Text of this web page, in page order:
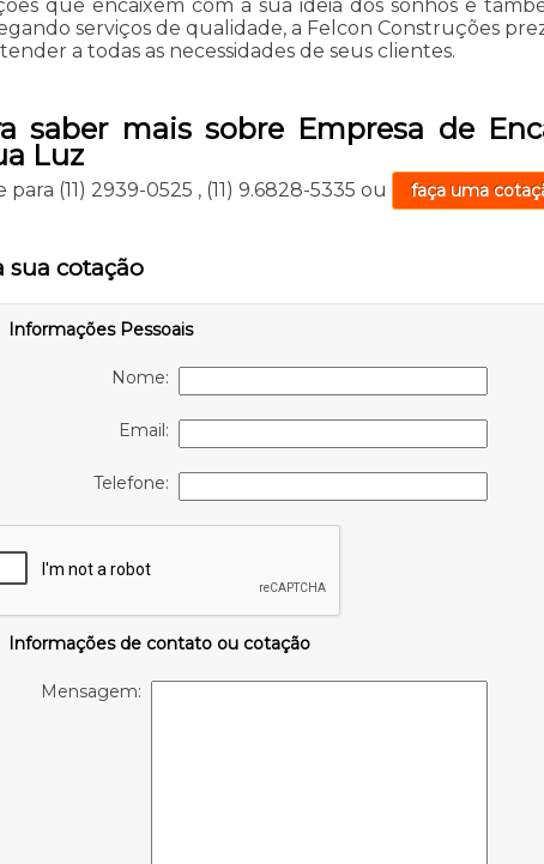
que encaixem com a sua ideia dos sonhos e
serviços de qualidade, a Felcon Construções
a todas as necessidades de seus clientes.
saber mais sobre Empresa de
Luz
para (11) 2939-0525 , (11) 9.6828-5335 ou faça uma
sua cotação
Informações Pessoais
Nome:
Email:
Telefone:
Informações de contato ou cotação
Mensagem: